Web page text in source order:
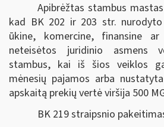
Apibrėžtas stambus
kad BK 202 ir 203 str.
ūkine, komercine, finansine
neteisėtos juridinio asmens
stambus, kai iš šios veiklos
mėnesių pajamos arba
apskaitą prekių vertė viršija 500
BK 219 straipsnio